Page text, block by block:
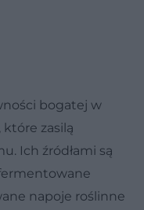
bogatej w
zasilą
Ich źródłami są
napoje roślinne